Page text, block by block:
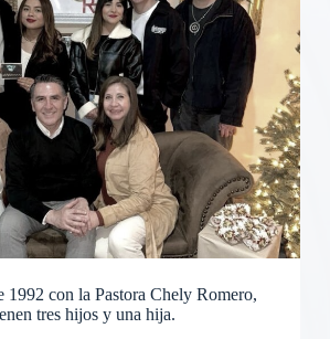
1992 con la Pastora Chely Romero,
tres hijos y una hija.